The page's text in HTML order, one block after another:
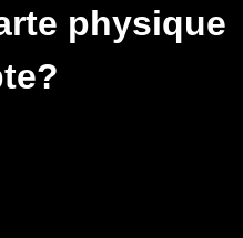
physique